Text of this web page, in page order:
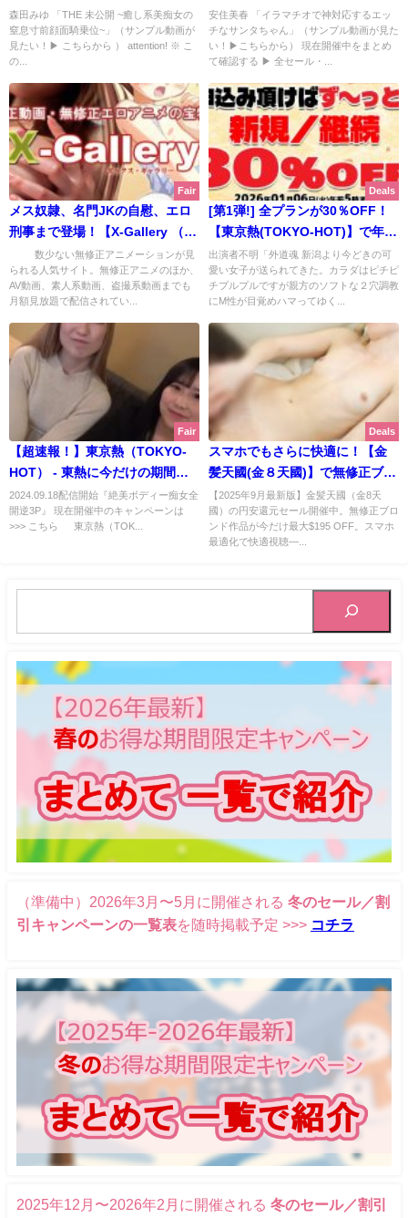
キャンペーン開催中！森田みゆ
の未公開最新作も！ | カリビアン
コム（月額見放題） 【2026年2
森田みゆ 「THE 未公開 ~癒し系美痴女の
窒息寸前顔面騎乗位~」（サンプル動画が
見たい！▶ こちらから ） attention! ※ こ
の...
むすめ）】 クリスマスクーポン
2025開催中！ エッチなミニスカ
サンタにイラマチオさせたくな
め） 【2025年12月最新版】
安住美春 「イラマチオで神対応するエッ
チなサンタちゃん」（サンプル動画が見た
い！▶こちらから） 現在開催中をまとめ
て確認する ▶ 全セール・...
Fair
メス奴隷、名門JKの自慰、エロ
刑事まで登場！【X-Gallery （X
ギャラリー）】で最新新作フェ
ア実施中！ | X-Gallery （Xギャ
ラリー）【2024年4月配信作一
数少ない無修正アニメーションが見
られる人気サイト。無修正アニメのほか、
AV動画、素人系動画、盗撮系動画までも
月額見放題で配信されてい...
Deals
[第1弾!] 全プランが30％OFF！
【東京熱(TOKYO-HOT)】で年末
年始キャンペーン2025-2026開催
中！ | 東京熱(TOKYO-HOT)
【2025年12月最新版】
出演者不明「外道魂 新潟より今どきの可
愛い女子が送られてきた。カラダはピチピ
チプルプルですが親方のソフトな２穴調教
にM性が目覚めハマってゆく...
Fair
【超速報！】東京熱（TOKYO-
HOT） - 東熱に今だけの期間限
定 大容量プラン が大降臨！ 同時
開催中のキャンペーン「ダウン
ロードマラソン 2024秋」に参加
2024.09.18配信開始『絶美ボディー痴女全
開逆3P』 現在開催中のキャンペーンは
>>> こちら 東京熱（TOK...
Deals
スマホでもさらに快適に！【金
髪天國(金８天國)】で無修正ブロ
ンドが最大195ドルOFFの最安値
キャンペーン開催中！ | 金髪天國
(金８天國)【2025年9月最新版】
【2025年9月最新版】金髪天國（金8天
國）の円安還元セール開催中。無修正ブロ
ンド作品が今だけ最大$195 OFF。スマホ
最適化で快適視聴―...
（準備中）2026年3月〜5月に開催される 冬のセール／割
引キャンペーンの一覧表を随時掲載予定 >>> コチラ
2025年12月〜2026年2月に開催される 冬のセール／割引